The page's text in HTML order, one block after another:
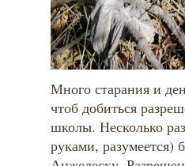
Много старания и денег затратила еврейская община, чтоб добиться разрешения на строительство этой школы. Несколько раз ходоки из Килии (не с пустыми руками, разумеется) были у самого премьера Румынии Анжелеску. Разрешение было получено при условии, что полугимназии присвоят имя этого отнюдь не щепетильного сановника. Еще в 1910 году Мильгамм открыл в нашем городе первый кинотеатр «Иллюзион» (потом — «Маяк»), немало классических еврейских, русских и западноевропейских драматических произведений поставил любительский драмтеатр общины. Нередко община приглашала в Килию профессиональных драматических артистов из Аккермана, Кишинева. В 1932 году на сцене кинотеатра «Иллюзион» пел знаменитый лирический тенор Вертинский (тогда — эмигрант, приютившийся в Румынии). Аккомпанировал певцу камерный оркестр еврейской общины. Дело было летом, чем-то не понравилась Килия певцу и он вспоминал о ней, как о пыльном еврейском городе... Члены общины составили несколько прекрасных струнных квинтетов, далеко за пределами Килии был известен ее духовой оркестр. Еще в конце XIX века на средства Перлынтейна была основана библиотека, читателями которой были не только евреи, но и русские, украинцы, молдаване, в том числе такие, как отец и сыновья Зарзэры, молодой Е.Н. Буков, И.С. и Д.И. Соловьевы и многие другие известные килийцы. Небольшая чисто румынская публичная библиотека при кульпросветцентре «Михай Витязул» (недавний магазин спорттоваров) организовалась только во второй половине 30-х годов. Спортивное общество «Макаби» с его секциями атлетики, борьбы, спортивной гимнастики, шах- — 228 матно-шашечной объединяло до 300 человек юношей, девушек, подростков. Членами этого общества были и братья Изя, Мекка и Сеня Кицисы, последний впоследствии известный адвокат. Позже «Макаби» возникло и спортивное общество «Олимпия». Культурная почва Килийской общины родила выдающегося драматурга, писателя, критика, журналиста Я. Ботошанского, журналиста, публициста, а главное писателя — И.А. Константинопольского, в чьих произведениях оживают картины нашей родной Килии 30-х годов. Журналист, публицист, историк М. Яновер и многие другие выходцы из этой общины являются гордостью Килии. Главной силой, сплачивающей людей этой очень дифференцированной общины в единое целое, была иудейская религия — носительница веры, закона, морали — бессмертная душа этого талантливого, трудолюбивого народа, навечно записанная в Торе — законе — древнееврейском каноне Ветхого Завета. «Слушай, Израиль! Бог наш, Господь един!», — неотвратимо как восход и заход солнца повторял каждый правоверный еврей слова этой молитвы. Всякий раз, благословляя пищу, еврей произносил: «И отстрой Иерусалим, святой город в наши дни!» Трижды в день, повернувшись лицом в сторону Иерусалима, еврей обращался к своему Богу: «Протруби в большой шафар, возвещая о свободе нашей! И подыми знамя, под которым соберется народ наш, рассеянный повсюду. И собери нас всех с четырех сторон света в нашей земле!» Так почти в течение почти двух тысяч лет всякий еврей трудом и молитвой выполнял обет возрождения Эрец Израел. Шесть дней недели люди этой этнической общности упорно трудились, седьмой отдавали Всевышнему. Это была суббота — шабот. Ведь Бог евреев не только заповедал: «Помни день субботний!» Он особо подчеркнул значение этого дня-праздника — основы твердого распорядка всего уклада жизни каждого еврея, каждой еврейской общины: «Моше, — сказал Бог, — есть драгоценный дар в сокровищнице моей — шабот. Хочу дать его народу твоему. Иди и скажи им это». И каждый еврей строжайше выполнял повеление Бога своего. Накануне, в пятницу, в точно предписанный промежуток времени, женщины в еврейской семье возжигали свечи, каждая по две, девушки по одной — начинался шабот. Произносились благословения, творились молитвы. На следующий день, с появлением первых трех звезд на небе, творилась молитва «Моарив» и